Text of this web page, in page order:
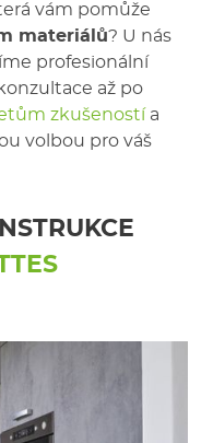
vám pomůže
materiálů? U nás
profesionální
až po
zkušeností a
volbou pro váš